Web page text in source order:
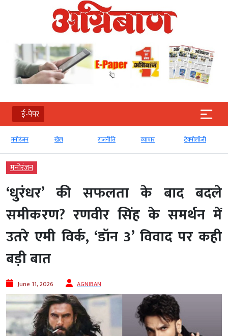
ई-पेपर
खेल व्‍यापार Global
मनोरंजन
‘धुरंधर’ की सफलता के बाद बदले
समीकरण? रणवीर सिंह के समर्थन में
उतरे एमी विर्क, ‘डॉन 3’ विवाद पर कही
बड़ी बात
June 11, 2026 AGNIBAN